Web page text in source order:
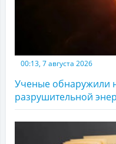
00:13, 7 августа 2026
Ученые обнаружили
разрушительной